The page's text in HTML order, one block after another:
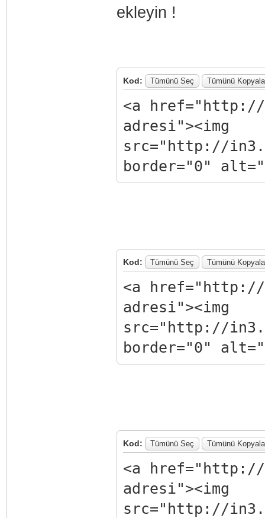
ekleyin !
Kod: Tümünü Seç Tümünü Kopyala
<a
adresi"><img
src="http://
border="0"
Kod: Tümünü Seç Tümünü Kopyala
<a
adresi"><img
src="http://
border="0"
Kod: Tümünü Seç Tümünü Kopyala
<a
adresi"><img
src="http://